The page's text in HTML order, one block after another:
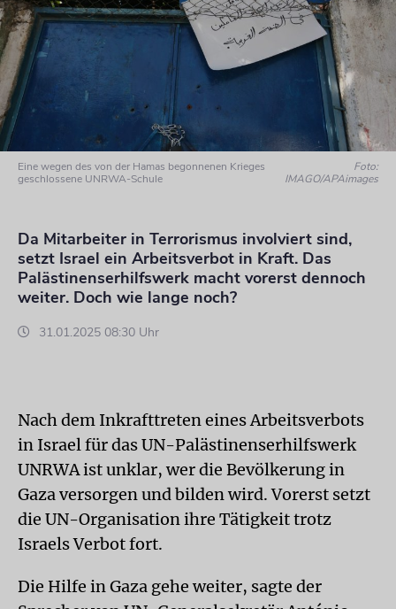
Eine wegen des von der Hamas begonnenen Krieges
geschlossene UNRWA-Schule
Foto:
IMAGO/APAimages
Da Mitarbeiter in Terrorismus involviert sind,
setzt Israel ein Arbeitsverbot in Kraft. Das
Palästinenserhilfswerk macht vorerst dennoch
weiter. Doch wie lange noch?
31.01.2025 08:30 Uhr
Nach dem Inkrafttreten eines Arbeitsverbots
in Israel für das UN-Palästinenserhilfswerk
UNRWA ist unklar, wer die Bevölkerung in
Gaza versorgen und bilden wird. Vorerst setzt
die UN-Organisation ihre Tätigkeit trotz
Israels Verbot fort.
Die Hilfe in Gaza gehe weiter, sagte der